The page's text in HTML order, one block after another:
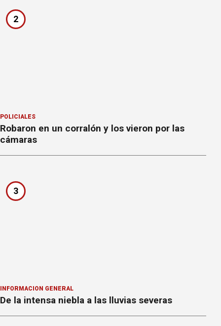
2
POLICIALES
Robaron en un corralón y los vieron por las
cámaras
3
INFORMACION GENERAL
De la intensa niebla a las lluvias severas